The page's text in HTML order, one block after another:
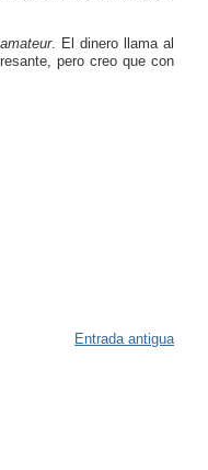
amateur. El dinero llama al
pero creo que con
Entrada antigua